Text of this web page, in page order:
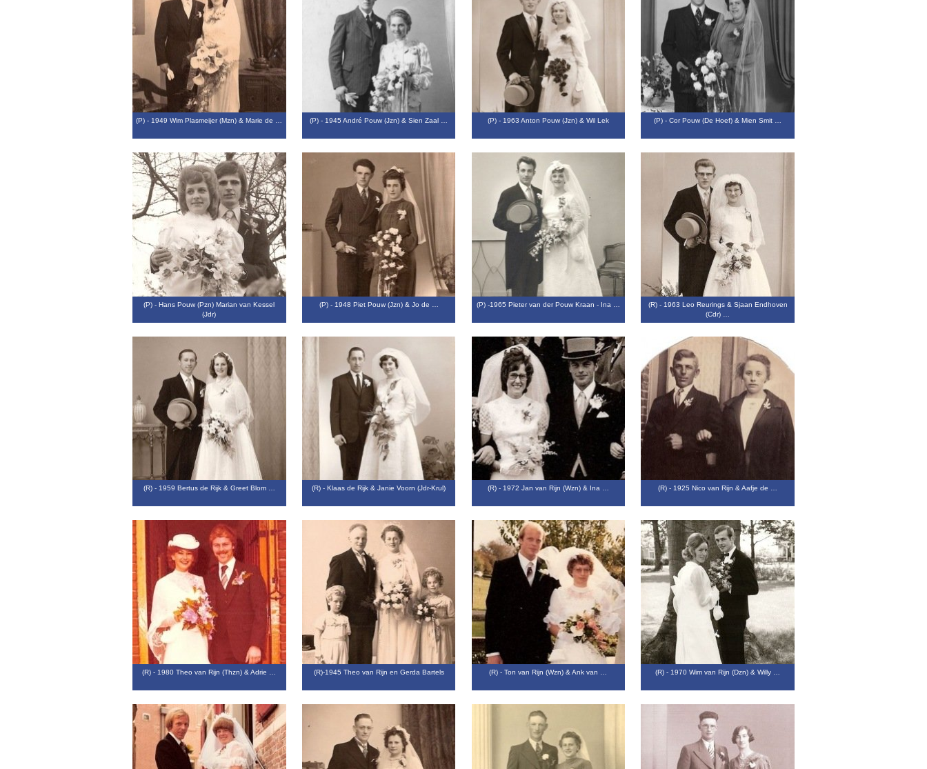
(P) - 1949 Wim Plasmeijer (Mzn) & Marie de … (P) - 1945 André Pouw (Jzn) & Sien Zaal … (P) - 1963 Anton Pouw (Jzn) & Wil Lek (P) - Cor Pouw (De Hoef) & Mien Smit …
(P) - Hans Pouw (Pzn) Marian van Kessel
(Jdr)
(P) - 1948 Piet Pouw (Jzn) & Jo de … (P) -1965 Pieter van der Pouw Kraan - Ina …
(R) - 1963 Leo Reurings & Sjaan Endhoven
(Cdr) …
(R) - 1959 Bertus de Rijk & Greet Blom … (R) - Klaas de Rijk & Janie Voorn (Jdr-Krul) (R) - 1972 Jan van Rijn (Wzn) & Ina … (R) - 1925 Nico van Rijn & Aafje de …
(R) - 1980 Theo van Rijn (Thzn) & Adrie … (R)-1945 Theo van Rijn en Gerda Bartels (R) - Ton van Rijn (Wzn) & Ank van … (R) - 1970 Wim van Rijn (Dzn) & Willy …